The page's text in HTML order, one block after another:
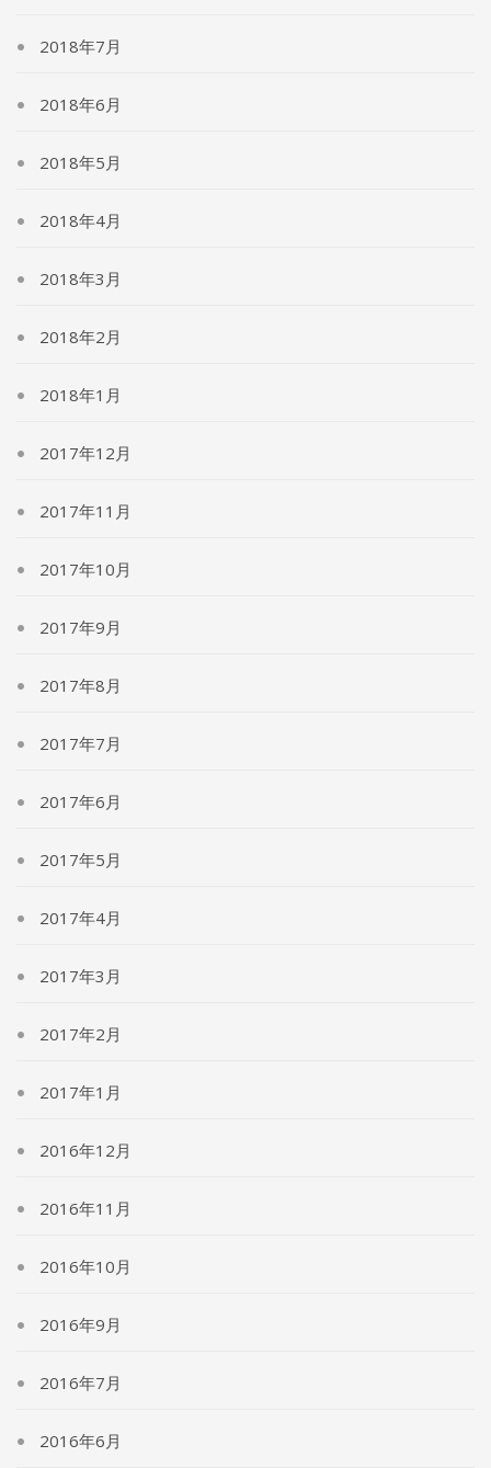
2018年7月
2018年6月
2018年5月
2018年4月
2018年3月
2018年2月
2018年1月
2017年12月
2017年11月
2017年10月
2017年9月
2017年8月
2017年7月
2017年6月
2017年5月
2017年4月
2017年3月
2017年2月
2017年1月
2016年12月
2016年11月
2016年10月
2016年9月
2016年7月
2016年6月